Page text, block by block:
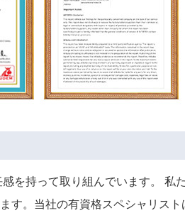
を持って取り組んでいます。
。当社の有資格スペシャリス